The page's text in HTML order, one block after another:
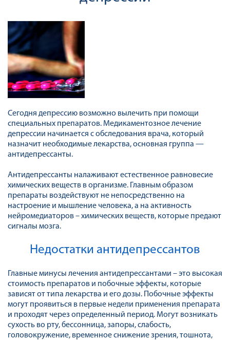
Сегодня депрессию возможно вылечить при помощи
специальных препаратов. Медикаментозное лечение
депрессии начинается с обследования врача, который
назначит необходимые лекарства, основная группа —
антидепрессанты.
Антидепрессанты налаживают естественное равновесие
химических веществ в организме. Главным образом
препараты воздействуют не непосредственно на
настроение и мышление человека, а на активность
нейромедиаторов – химических веществ, которые предают
сигналы мозга.
Недостатки антидепрессантов
Главные минусы лечения антидепрессантами – это высокая
стоимость препаратов и побочные эффекты, которые
зависят от типа лекарства и его дозы. Побочные эффекты
могут проявиться в первые недели применения препарата
и проходят через определенный период. Могут возникать
сухость во рту, бессонница, запоры, слабость,
головокружение, временное снижение зрения, тошнота,